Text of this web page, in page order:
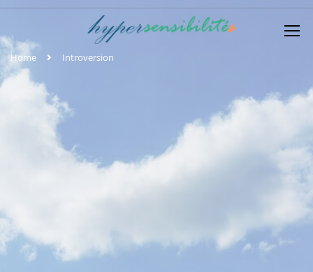
Home Introversion